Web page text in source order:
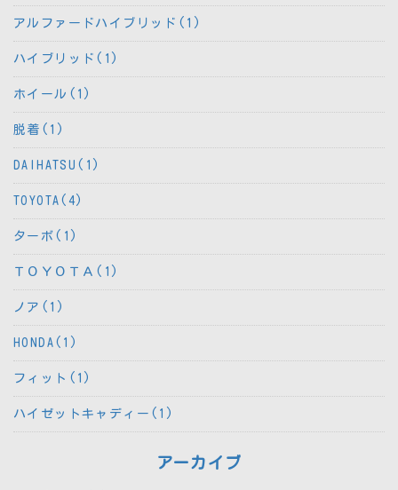
アルファードハイブリッド(1)
ハイブリッド(1)
ホイール(1)
脱着(1)
DAIHATSU(1)
TOYOTA(4)
ターボ(1)
ＴＯＹＯＴＡ(1)
ノア(1)
HONDA(1)
フィット(1)
ハイゼットキャディー(1)
アーカイブ